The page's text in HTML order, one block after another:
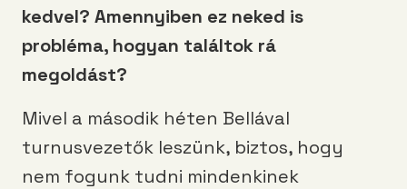
kedvel? Amennyiben ez neked is
probléma, hogyan találtok rá
megoldást?
Mivel a második héten Bellával
turnusvezetők leszünk, biztos, hogy
nem fogunk tudni mindenkinek